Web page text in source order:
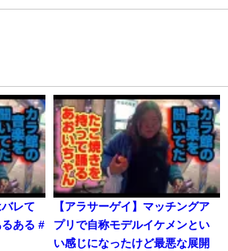
レて
ある #
【アラサーゲイ】マッチングア
プリで自称モデルイケメンとい
い感じになったけど最悪な展開